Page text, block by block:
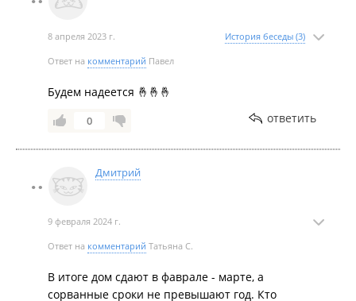
Декабрь 2019
8 апреля 2023 г. История беседы (3)
Ответ на комментарий Павел
Будем надеется 🤞🤞🤞
0 ответить
Дмитрий
9 февраля 2024 г.
Ответ на комментарий Татьяна С.
В итоге дом сдают в фаврале - марте, а
сорванные сроки не превышают год. Кто